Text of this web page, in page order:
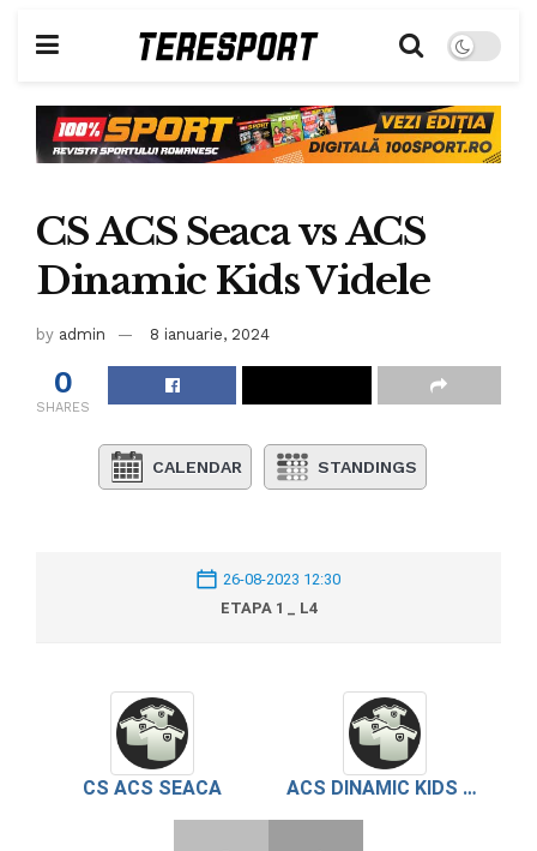
CS ACS Seaca vs ACS
Dinamic Kids Videle
by admin 8 ianuarie, 2024
0
SHARES
CALENDAR STANDINGS
26-08-2023 12:30
ETAPA 1 _ L4
CS ACS SEACA ACS DINAMIC KIDS VIDELE